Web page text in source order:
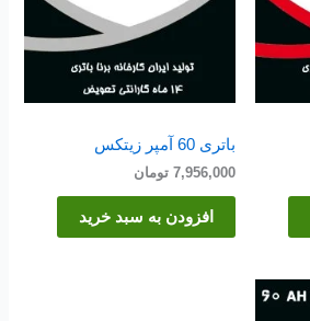
باتری 60 آمپر زیتکس
7,956,000 تومان
افزودن به سبد خرید